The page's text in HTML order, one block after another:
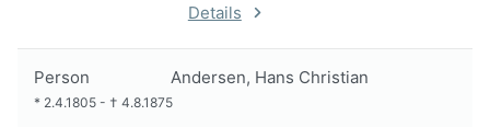
Details
Person Andersen, Hans Christian
* 2.4.1805 - † 4.8.1875